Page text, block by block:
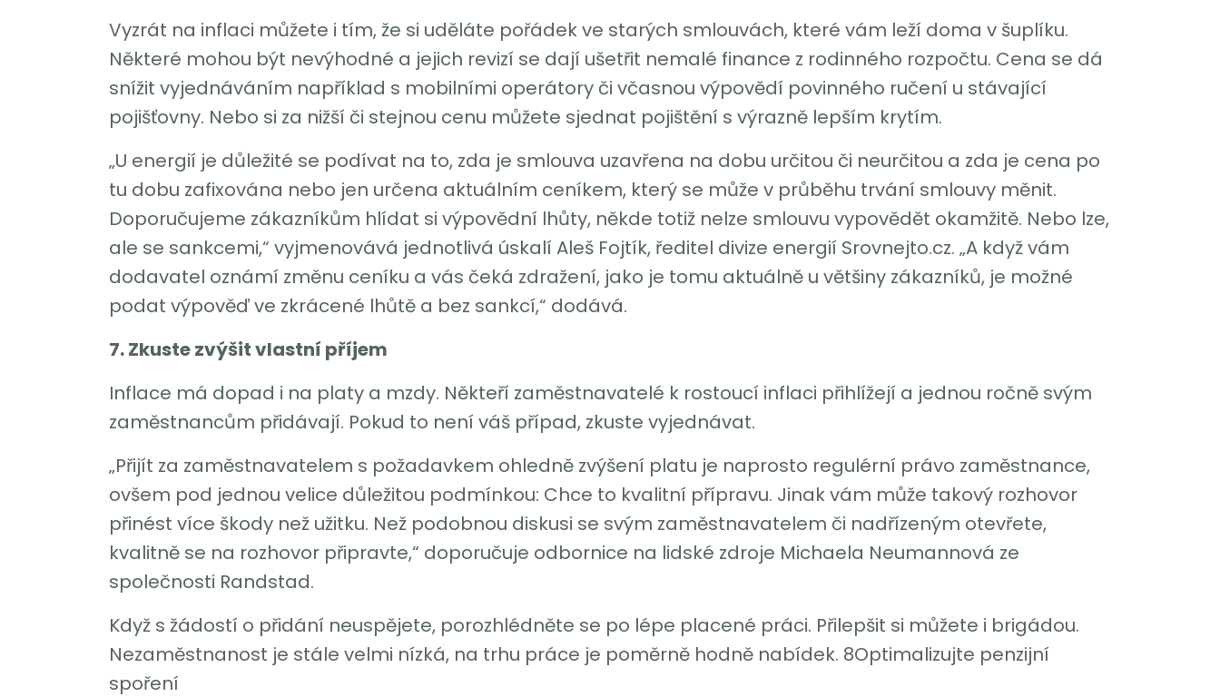
Vyzrát na inflaci můžete i tím, že si uděláte pořádek ve starých smlouvách, které vám leží doma v šuplíku.
Některé mohou být nevýhodné a jejich revizí se dají ušetřit nemalé finance z rodinného rozpočtu. Cena se dá
snížit vyjednáváním například s mobilními operátory či včasnou výpovědí povinného ručení u stávající
pojišťovny. Nebo si za nižší či stejnou cenu můžete sjednat pojištění s výrazně lepším krytím.
„U energií je důležité se podívat na to, zda je smlouva uzavřena na dobu určitou či neurčitou a zda je cena po
tu dobu zafixována nebo jen určena aktuálním ceníkem, který se může v průběhu trvání smlouvy měnit.
Doporučujeme zákazníkům hlídat si výpovědní lhůty, někde totiž nelze smlouvu vypovědět okamžitě. Nebo lze,
ale se sankcemi,“ vyjmenovává jednotlivá úskalí Aleš Fojtík, ředitel divize energií Srovnejto.cz. „A když vám
dodavatel oznámí změnu ceníku a vás čeká zdražení, jako je tomu aktuálně u většiny zákazníků, je možné
podat výpověď ve zkrácené lhůtě a bez sankcí,“ dodává.
7. Zkuste zvýšit vlastní příjem
Inflace má dopad i na platy a mzdy. Někteří zaměstnavatelé k rostoucí inflaci přihlížejí a jednou ročně svým
zaměstnancům přidávají. Pokud to není váš případ, zkuste vyjednávat.
„Přijít za zaměstnavatelem s požadavkem ohledně zvýšení platu je naprosto regulérní právo zaměstnance,
ovšem pod jednou velice důležitou podmínkou: Chce to kvalitní přípravu. Jinak vám může takový rozhovor
přinést více škody než užitku. Než podobnou diskusi se svým zaměstnavatelem či nadřízeným otevřete,
kvalitně se na rozhovor připravte,“ doporučuje odbornice na lidské zdroje Michaela Neumannová ze
společnosti Randstad.
Když s žádostí o přidání neuspějete, porozhlédněte se po lépe placené práci. Přilepšit si můžete i brigádou.
Nezaměstnanost je stále velmi nízká, na trhu práce je poměrně hodně nabídek. 8Optimalizujte penzijní
spoření